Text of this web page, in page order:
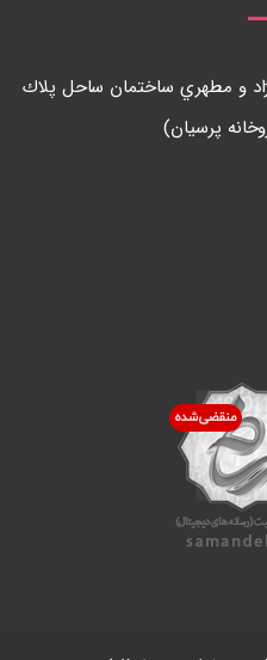
و مطهري ساختمان ساحل پلاك